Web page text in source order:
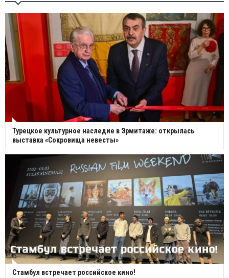
Турецкое культурное наследие в Эрмитаже: открылась
выставка «Сокровища невесты»
Стамбул встречает российское кино!